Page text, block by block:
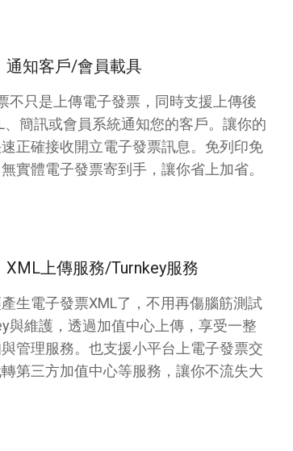
通知客戶/會員載具
不只是上傳電子發票，同時支援上傳後
、簡訊或會員系統通知您的客戶。讓你的
正確接收開立電子發票訊息。免列印免
實體電子發票寄到手，讓你省上加省。
XML上傳服務/Turnkey服務
生電子發票XML了，不用再傷腦筋測試
與維護，透過加值中心上傳，享受一整
管理服務。也支援小平台上電子發票交
第三方加值中心等服務，讓你不流失大